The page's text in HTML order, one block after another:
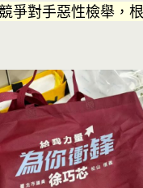
爭對手惡性檢舉，